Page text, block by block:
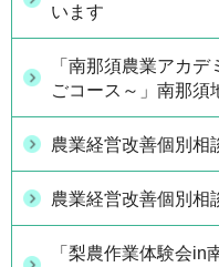
います
「南那須農業アカ
ごコース～」南那須
農業経営改善個別相
農業経営改善個別相
「梨農作業体験会in